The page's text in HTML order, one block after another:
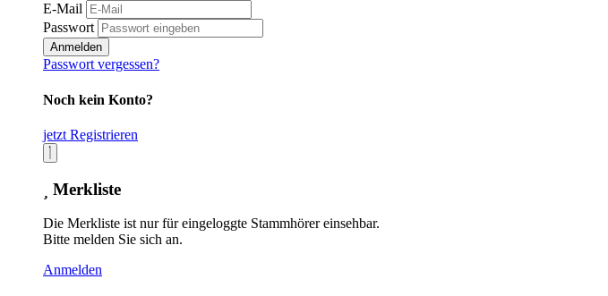
E-Mail
Passwort
Anmelden
Passwort vergessen?
Noch kein Konto?
jetzt Registrieren
Merkliste
Die Merkliste ist nur für eingeloggte Stammhörer einsehbar.
Bitte melden Sie sich an.
Anmelden